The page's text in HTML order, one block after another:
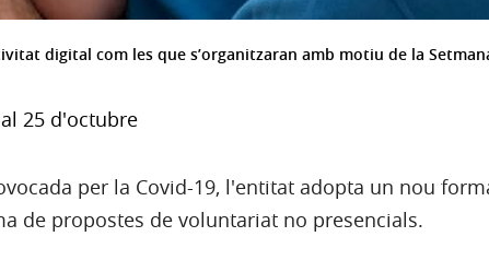
digital com les que s’organitzaran amb motiu de la
25 d'octubre
per la Covid-19, l'entitat adopta un nou
de propostes de voluntariat no presencials.